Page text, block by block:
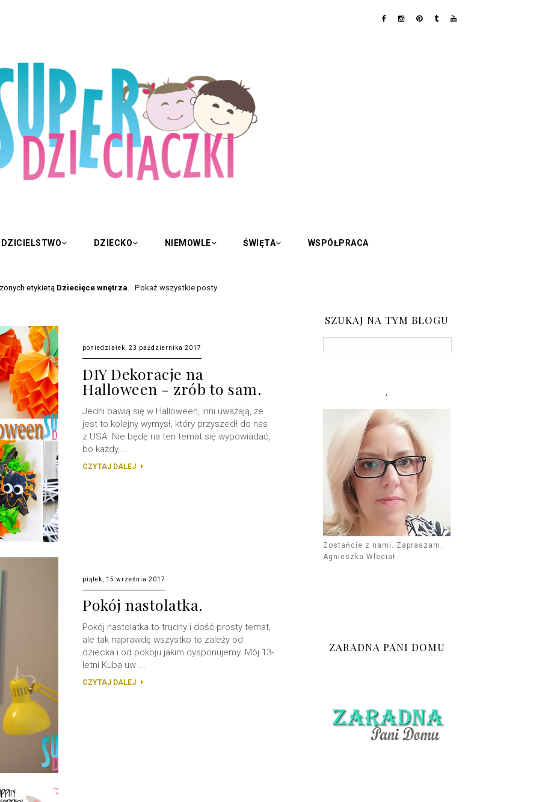
DZIECKO NIEMOWLE ŚWIĘTA WSPÓŁPRACA
etykietą Dziecięce wnętrza. Pokaż wszystkie posty
poniedziałek, 23 października 2017
DIY Dekoracje na
Halloween - zrób to sam.
Jedni bawią się w Halloween, inni uważają, że
jest to kolejny wymysł, który przyszedł do nas
z USA. Nie będę na ten temat się wypowiadać,
bo każdy ...
CZYTAJ DALEJ
piątek, 15 września 2017
Pokój nastolatka.
Pokój nastolatka to trudny i dość prosty temat,
ale tak naprawdę wszystko to zależy od
dziecka i od pokoju jakim dysponujemy. Mój 13-
letni Kuba uw ...
CZYTAJ DALEJ
SZUKAJ NA TYM BLOGU
.
Zostańcie z nami. Zapraszam.
Agnieszka Wleciał
ZARADNA PANI DOMU